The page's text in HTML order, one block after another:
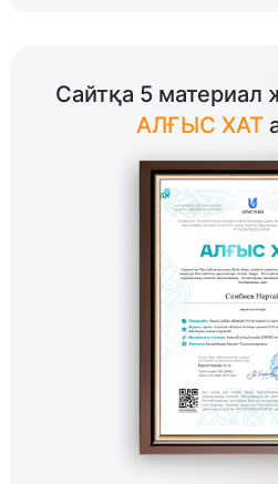
Сайтқа 5 материал
АЛҒЫС ХАТ